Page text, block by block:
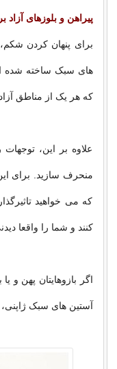
پیراهن و بلوزهای
برای پنهان کردن شکم،
های سبک ساخته شده
که هر یک از مناطق
علاوه بر این،
که می خواهید
کنند و شما را واقعا
اگر بازوهایتان پهن و
آستین های سبک ژاپنی،